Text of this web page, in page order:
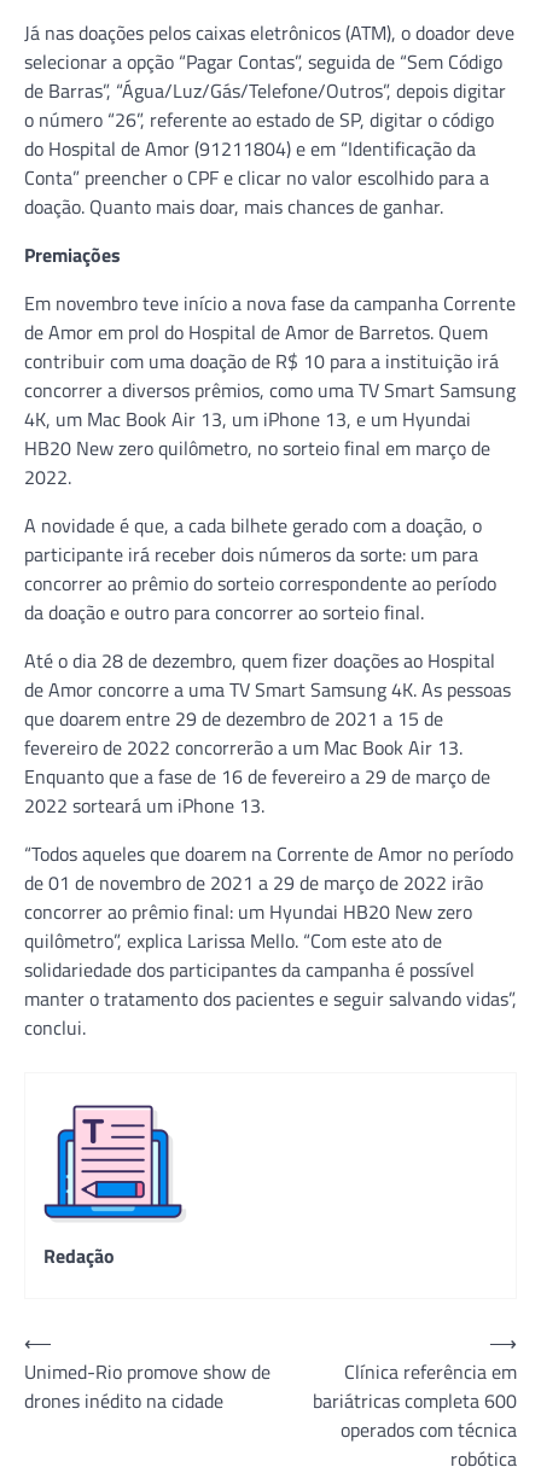
Já nas doações pelos caixas eletrônicos (ATM), o doador deve
selecionar a opção “Pagar Contas”, seguida de “Sem Código
de Barras”, “Água/Luz/Gás/Telefone/Outros”, depois digitar
o número “26”, referente ao estado de SP, digitar o código
do Hospital de Amor (91211804) e em “Identificação da
Conta” preencher o CPF e clicar no valor escolhido para a
doação. Quanto mais doar, mais chances de ganhar.
Premiações
Em novembro teve início a nova fase da campanha Corrente
de Amor em prol do Hospital de Amor de Barretos. Quem
contribuir com uma doação de R$ 10 para a instituição irá
concorrer a diversos prêmios, como uma TV Smart Samsung
4K, um Mac Book Air 13, um iPhone 13, e um Hyundai
HB20 New zero quilômetro, no sorteio final em março de
2022.
A novidade é que, a cada bilhete gerado com a doação, o
participante irá receber dois números da sorte: um para
concorrer ao prêmio do sorteio correspondente ao período
da doação e outro para concorrer ao sorteio final.
Até o dia 28 de dezembro, quem fizer doações ao Hospital
de Amor concorre a uma TV Smart Samsung 4K. As pessoas
que doarem entre 29 de dezembro de 2021 a 15 de
fevereiro de 2022 concorrerão a um Mac Book Air 13.
Enquanto que a fase de 16 de fevereiro a 29 de março de
2022 sorteará um iPhone 13.
“Todos aqueles que doarem na Corrente de Amor no período
de 01 de novembro de 2021 a 29 de março de 2022 irão
concorrer ao prêmio final: um Hyundai HB20 New zero
quilômetro”, explica Larissa Mello. “Com este ato de
solidariedade dos participantes da campanha é possível
manter o tratamento dos pacientes e seguir salvando vidas”,
conclui.
Redação
Navegação
de
Post
⟵
Unimed-Rio promove show de
drones inédito na cidade
Clínica referência em
bariátricas completa 600
operados com técnica
robótica
⟶